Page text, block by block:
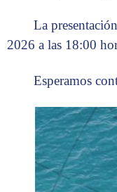
La
2026 a las 18:00
Esperamos